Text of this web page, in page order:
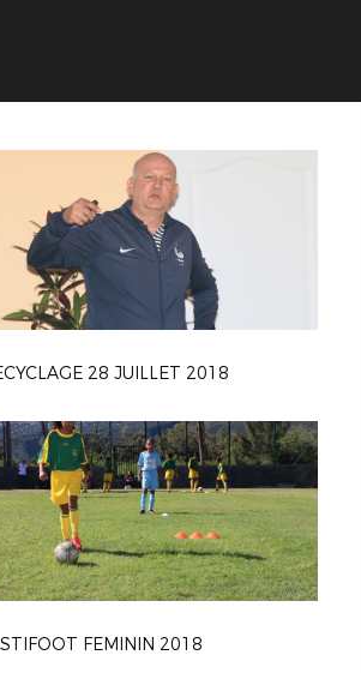
28 JUILLET 2018
FEMININ 2018